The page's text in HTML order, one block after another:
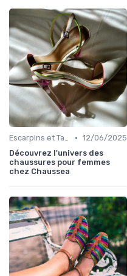
Escarpins et Talons • 12/06/2025
Découvrez l'univers des
chaussures pour femmes
chez Chaussea